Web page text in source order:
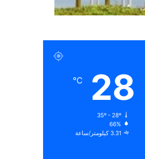
28
℃
35º - 28º
66%
3.31 كيلومتر/ساعة